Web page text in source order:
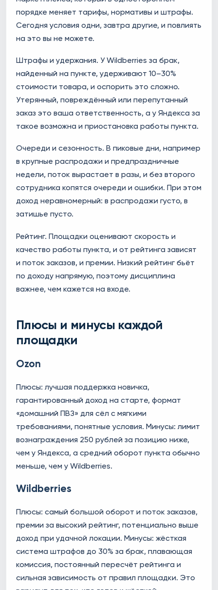
порядке меняет тарифы, нормативы и штрафы.
Сегодня условия одни, завтра другие, и повлиять
на это вы не можете.
Штрафы и удержания. У Wildberries за брак,
найденный на пункте, удерживают 10–30%
стоимости товара, и оспорить это сложно.
Утерянный, повреждённый или перепутанный
заказ это ваша ответственность, а у Яндекса за
такое возможна и приостановка работы пункта.
Очереди и сезонность. В пиковые дни, например
в крупные распродажи и предпраздничные
недели, поток вырастает в разы, и без второго
сотрудника копятся очереди и ошибки. При этом
доход неравномерный: в распродажи густо, в
затишье пусто.
Рейтинг. Площадки оценивают скорость и
качество работы пункта, и от рейтинга зависят
и поток заказов, и премии. Низкий рейтинг бьёт
по доходу напрямую, поэтому дисциплина
важнее, чем кажется на входе.
Плюсы и минусы каждой
площадки
Ozon
Плюсы: лучшая поддержка новичка,
гарантированный доход на старте, формат
«домашний ПВЗ» для сёл с мягкими
требованиями, понятные условия. Минусы: лимит
вознаграждения 250 рублей за позицию ниже,
чем у Яндекса, а средний оборот пункта обычно
меньше, чем у Wildberries.
Wildberries
Плюсы: самый большой оборот и поток заказов,
премии за высокий рейтинг, потенциально выше
доход при удачной локации. Минусы: жёсткая
система штрафов до 30% за брак, плавающая
комиссия, постоянный пересчёт рейтинга и
сильная зависимость от правил площадки. Это